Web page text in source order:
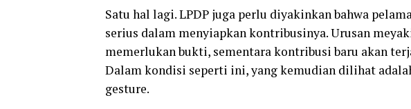
Satu hal lagi. LPDP juga perlu diyakinkan bahwa
serius dalam menyiapkan kontribusinya. Urusan
memerlukan bukti, sementara kontribusi baru akan
Dalam kondisi seperti ini, yang kemudian dilihat
gesture.